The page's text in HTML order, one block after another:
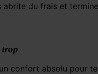
abrite du frais et
trop
confort absolu pour